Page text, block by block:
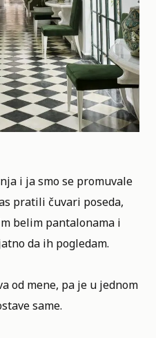
i ja smo se promuvale
pratili čuvari poseda,
belim pantalonama i
da ih pogledam.
od mene, pa je u jednom
same.